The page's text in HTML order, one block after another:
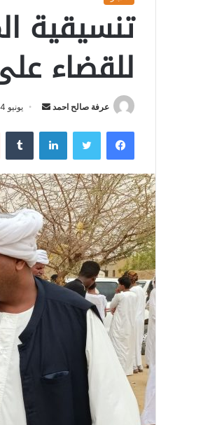
تنسيقية
للقضاء
عرفة صالح احمد
ل
ب
ر
ي
د
ا
إ
ل
ك
يونيو 24, 2024
فيسبوك لينكدإن